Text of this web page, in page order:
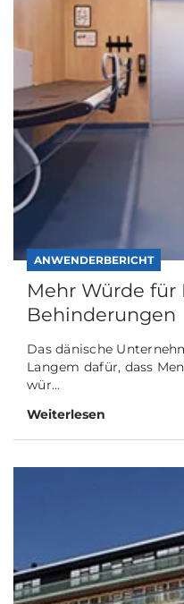
ANWENDERBERICHT
Mehr Würde
Behinderungen
Das dänische
Langem dafür, dass
wür...
Weiterlesen